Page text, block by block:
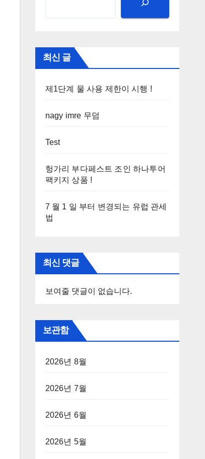
최신 글
제1단계 물 사용 제한이 시행 !
nagy imre 무덤
Test
헝가리 부다페스트 조인 하나투어
팩키지 상품 !
7 월 1 일 부터 변경되는 유럽 관세
법
최신 댓글
보여줄 댓글이 없습니다.
보관함
2026년 8월
2026년 7월
2026년 6월
2026년 5월